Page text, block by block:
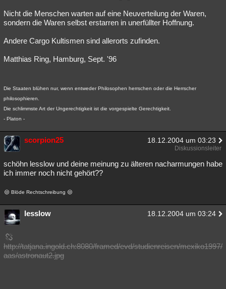
Nicht die Menschen warten auf eine Neuverteilung der Waren,
sondern die Waren selbst erstarren in unerfüllter Hoffnung.
Andere Cargo Kultismen sind allerorts zufinden.
Matthias Ring, Hamburg, Sept. '96
Die Staaten blühen nur, wenn entweder Philosophen herrschen oder die Herrscher
philosophieren.
Die schlimmste Art der Ungerechtigkeit ist die vorgespielte Gerechtigkeit.
- Platon -
scorpion25 18.12.2004 um 03:23
Diskussionsleiter
schöhn lesslow und deine meinung zu älteren nacharmungen habe
ich immer noch nicht gehört??
Blöde Rechtschreibung
lesslow 18.12.2004 um 03:24
http://tatjana.ingold.ch:8080/framed/evd/studienreisen/mexiko1997/
aas/astronaut2.jpg